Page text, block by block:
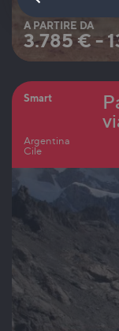
A PARTIRE DA
3.785€ -
Smart
Argentina
Cile